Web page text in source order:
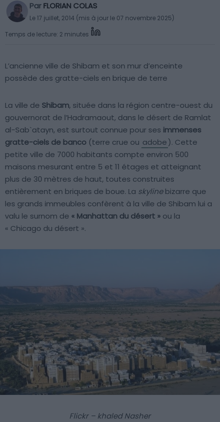
Par FLORIAN COLAS
Le 17 juillet, 2014 (mis à jour le 07 novembre 2025)
Temps de lecture: 2 minutes
L’ancienne ville de Shibam et son mur d’enceinte
possède des gratte-ciels en brique de terre
La ville de Shibam, située dans la région centre-ouest du
gouvernorat de l’Hadramaout, dans le désert de Ramlat
al-Sab`atayn, est surtout connue pour ses immenses
gratte-ciels de banco (terre crue ou adobe). Cette
petite ville de 7000 habitants compte environ 500
maisons mesurant entre 5 et 11 étages et atteignant
plus de 30 mètres de haut, toutes construites
entièrement en briques de boue. La skylinebizarre que
les grands immeubles confèrent à la ville de Shibam lui a
valu le surnom de « Manhattan du désert » ou la
« Chicago du désert ».
Flickr – khaled Nasher